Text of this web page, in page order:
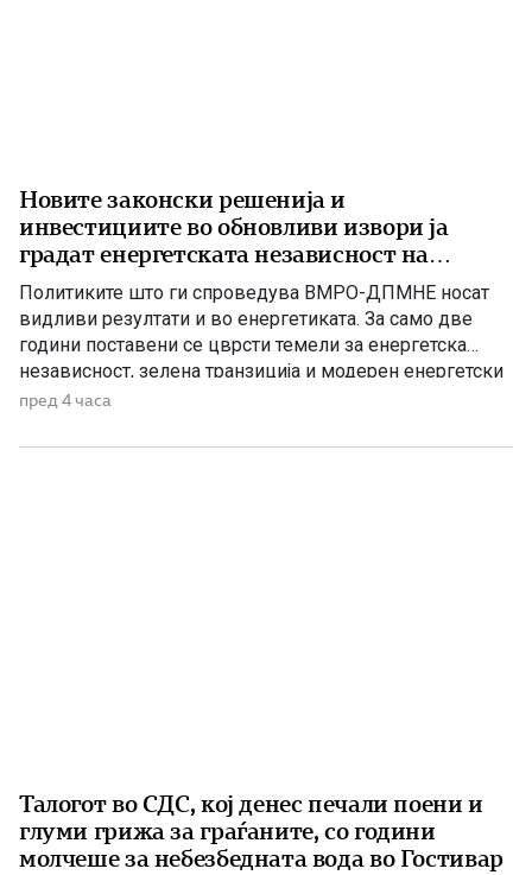
Новите законски решенија и
инвестициите во обновливи извори ја
градат енергетската независност на
Македонија
Политиките што ги спроведува ВМРО-ДПМНЕ носат
видливи резултати и во енергетиката. За само две
години поставени се цврсти темели за енергетска
независност, зелена транзиција и модерен енергетски
систем кој ќе обезбеди сигурност, нови инвестиции и
има нов Закон за енергетика, усогласен со европските
пред 4 часа
Талогот во СДС, кој денес печали поени и
глуми грижа за граѓаните, со години
молчеше за небезбедната вода во Гостивар